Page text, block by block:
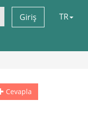
Giriş TR
Cevapla